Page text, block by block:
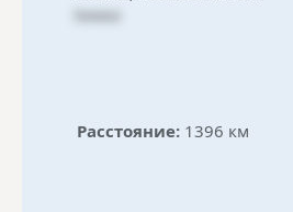
Химки
Расстояние: 1396 км